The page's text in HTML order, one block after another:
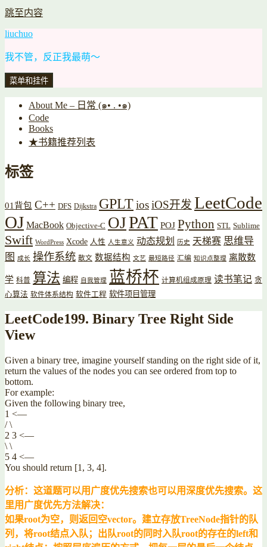
跳至内容
liuchuo
我不管，反正我最萌～
菜单和挂件
About Me – 日常 (๑• . •๑)
Code
Books
★书籍推荐列表
标签
01背包 C++ DFS Dijkstra GPLTiosiOS开发 LeetCode
OJ MacBook Objective-C OJPAT POJ Python STL Sublime
Swift WordPress Xcode 人性 人生意义 动态规划 历史 天梯赛 思维导
图
成长 操作系统 散文 数据结构 文艺 最短路径 汇编 知识点整理 离散数
学 科普 算法 编程 自我管理 蓝桥杯 计算机组成原理 读书笔记 贪
心算法 软件体系结构 软件工程 软件项目管理
LeetCode199. Binary Tree Right Side
View
Given a binary tree, imagine yourself standing on the right side of it,
return the values of the nodes you can see ordered from top to
bottom.
For example:
Given the following binary tree,
1 <—
/ \
2 3 <—
\ \
5 4 <—
You should return [1, 3, 4].
分析：这道题可以用广度优先搜索也可以用深度优先搜索。这
里用广度优先方法解决：
如果root为空，则返回空vector。 建立存放TreeNode指针的队
列，将root结点入队； 出队root的同时入队root的存在的left和